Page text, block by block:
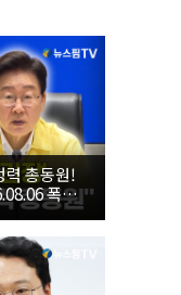
총동원!
폭염•